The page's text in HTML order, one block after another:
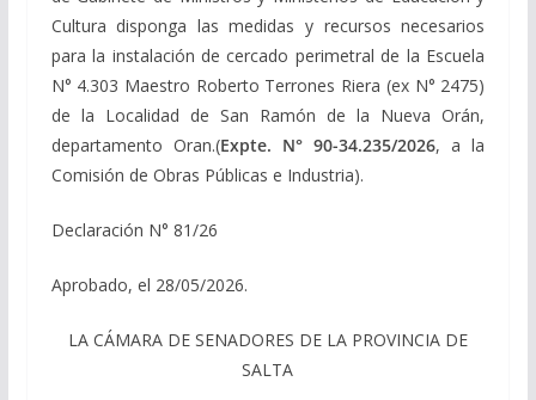
Cultura disponga las medidas y recursos necesarios
para la instalación de cercado perimetral de la Escuela
N° 4.303 Maestro Roberto Terrones Riera (ex N° 2475)
de la Localidad de San Ramón de la Nueva Orán,
departamento Oran.(Expte. N° 90-34.235/2026, a la
Comisión de Obras Públicas e Industria).
Declaración N° 81/26
Aprobado, el 28/05/2026.
LA CÁMARA DE SENADORES DE LA PROVINCIA DE
SALTA